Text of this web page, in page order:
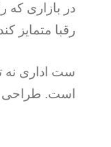
در بازاری
رقبا متمایز
ست اداری نه
است. طراحی و